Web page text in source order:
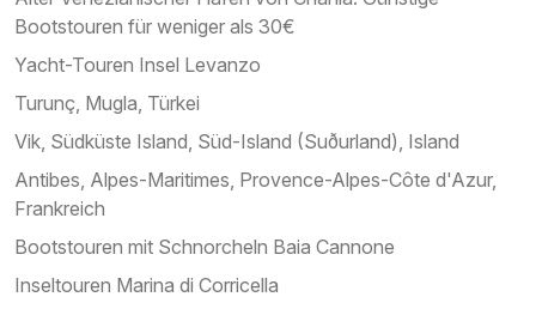
Bootstouren für weniger als 30€
Yacht-Touren Insel Levanzo
Turunç, Mugla, Türkei
Vik, Südküste Island, Süd-Island (Suðurland), Island
Antibes, Alpes-Maritimes, Provence-Alpes-Côte d'Azur,
Frankreich
Bootstouren mit Schnorcheln Baia Cannone
Inseltouren Marina di Corricella